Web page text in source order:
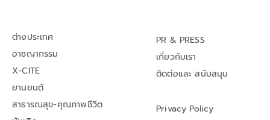
ต่างประเทศ
อาชญากรรม
X-CITE
ยานยนต์
สาธารณสุข-คุณภาพชีวิต
PR & PRESS
เกี่ยวกับเรา
ติดต่อและ สนับสนุน
Privacy Policy